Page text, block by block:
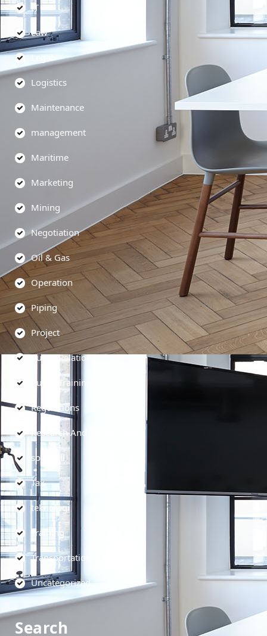
IT
Law
Legal
Logistics
Maintenance
management
Maritime
Marketing
Mining
Negotiation
Oil & Gas
Operation
Piping
Project
Public Relations
Public Training
Regulations
Research And Development
soft skill
Tax
teknologi
Training
Transportation
Uncategorized
Search